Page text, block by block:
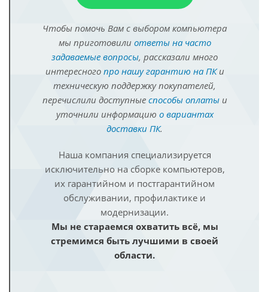
Чтобы помочь Вам с выбором компьютера
мы приготовили ответы на часто
задаваемые вопросы, рассказали много
интересного про нашу гарантию на ПКи
техническую поддержку покупателей,
перечислили доступные способы оплатыи
уточнили информацию о вариантах
доставки ПК.
Наша компания специализируется
исключительно на сборке компьютеров,
их гарантийном и постгарантийном
обслуживании, профилактике и
модернизации.
Мы не стараемся охватить всё, мы
стремимся быть лучшими в своей
области.